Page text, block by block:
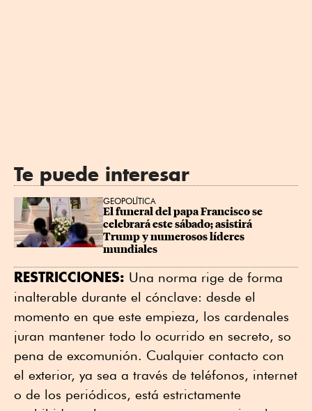
Te puede interesar
GEOPOLÍTICA
El funeral del papa Francisco se
celebrará este sábado; asistirá
Trump y numerosos líderes
mundiales
RESTRICCIONES: Una norma rige de forma
inalterable durante el cónclave: desde el
momento en que este empieza, los cardenales
juran mantener todo lo ocurrido en secreto, so
pena de excomunión. Cualquier contacto con
el exterior, ya sea a través de teléfonos, internet
o de los periódicos, está estrictamente